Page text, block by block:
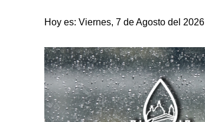
Hoy es: Viernes, 7 de Agosto del 2026